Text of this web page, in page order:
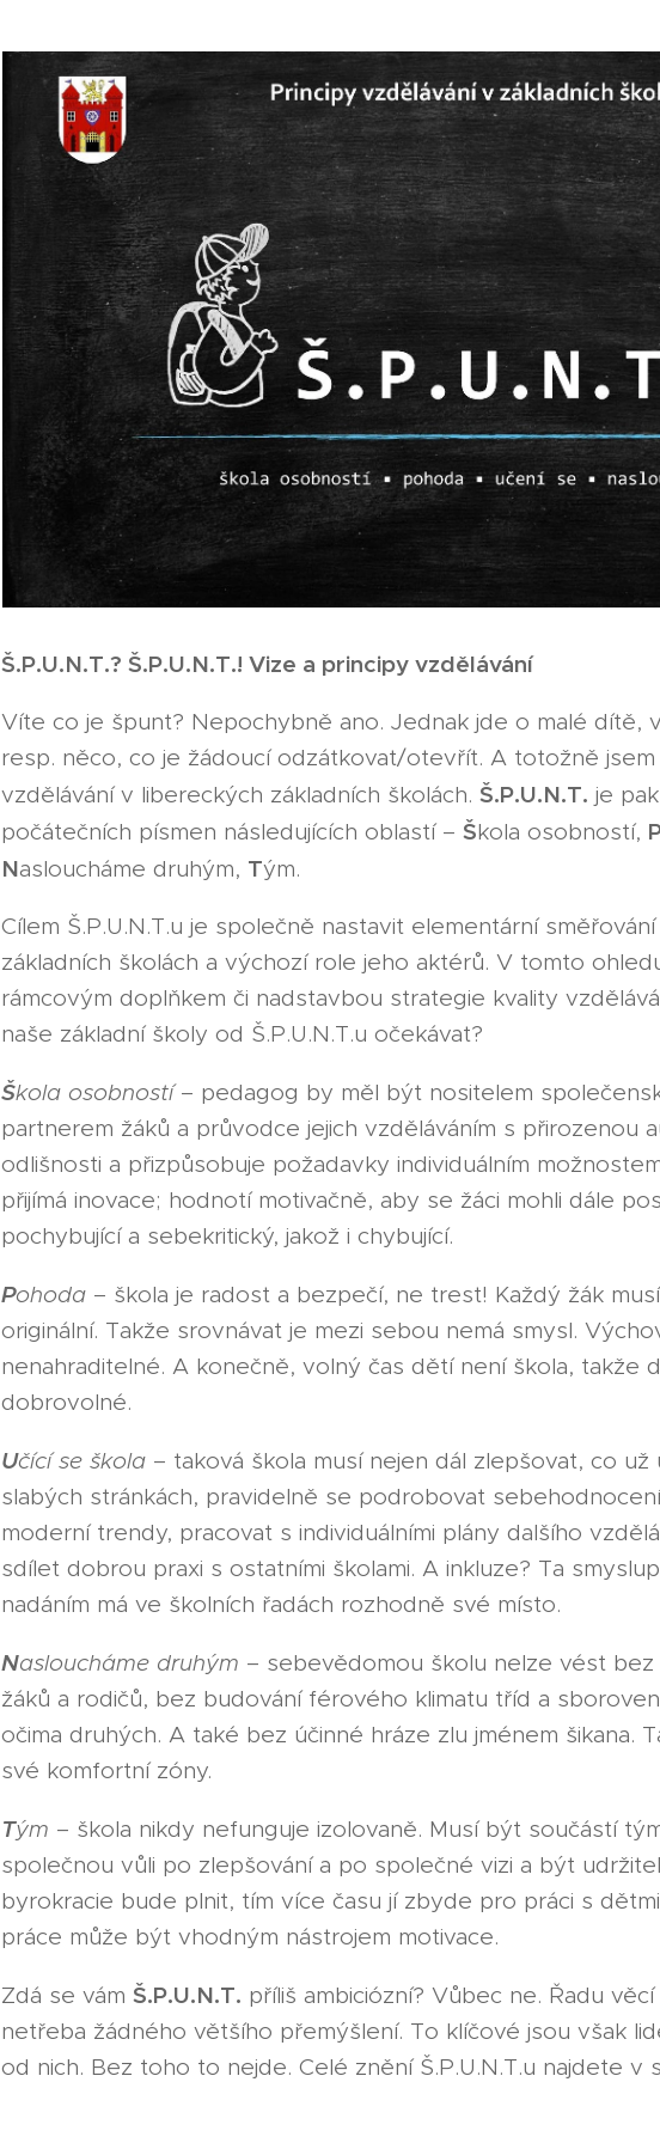
Š.P.U.N.T.? Š.P.U.N.T.! Vize a principy vzdělávání
Víte co je špunt? Nepochybně ano. Jednak jde o malé dítě,
resp. něco, co je žádoucí odzátkovat/otevřít. A totožně jsem
vzdělávání v libereckých základních školách. Š.P.U.N.T. je
počátečních písmen následujících oblastí – Škola osobností,
Nasloucháme druhým, Tým.
Cílem Š.P.U.N.T.u je společně nastavit elementární
základních školách a výchozí role jeho aktérů. V tomto
rámcovým doplňkem či nadstavbou strategie kvality
naše základní školy od Š.P.U.N.T.u očekávat?
Škola osobností– pedagog by měl být nositelem
partnerem žáků a průvodce jejich vzděláváním s přirozenou
odlišnosti a přizpůsobuje požadavky individuálním
přijímá inovace; hodnotí motivačně, aby se žáci mohli dále
pochybující a sebekritický, jakož i chybující.
Pohoda – škola je radost a bezpečí, ne trest! Každý žák
originální. Takže srovnávat je mezi sebou nemá smysl.
nenahraditelné. A konečně, volný čas dětí není škola, takže
dobrovolné.
Učící se škola – taková škola musí nejen dál zlepšovat, co už
slabých stránkách, pravidelně se podrobovat
moderní trendy, pracovat s individuálními plány dalšího
sdílet dobrou praxi s ostatními školami. A inkluze? Ta
nadáním má ve školních řadách rozhodně své místo.
Nasloucháme druhým – sebevědomou školu nelze vést
žáků a rodičů, bez budování férového klimatu tříd a
očima druhých. A také bez účinné hráze zlu jménem šikana.
své komfortní zóny.
Tým – škola nikdy nefunguje izolovaně. Musí být součástí
společnou vůli po zlepšování a po společné vizi a být
byrokracie bude plnit, tím více času jí zbyde pro práci s
práce může být vhodným nástrojem motivace.
Zdá se vám Š.P.U.N.T. příliš ambiciózní? Vůbec ne. Řadu
netřeba žádného většího přemýšlení. To klíčové jsou však
od nich. Bez toho to nejde. Celé znění Š.P.U.N.T.u najdete v